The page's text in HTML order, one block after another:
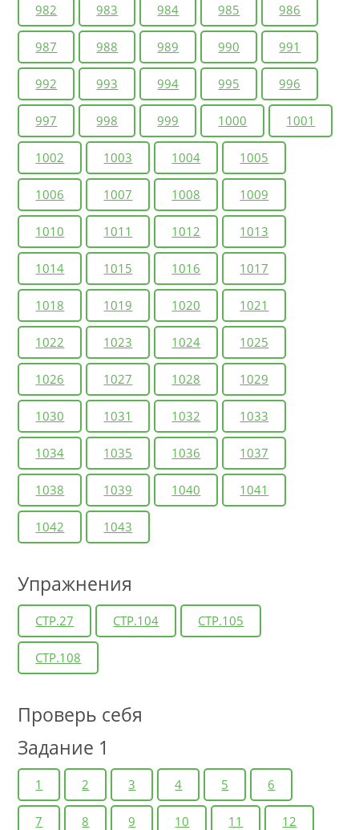
982 983 984 985 986
987 988 989 990 991
992 993 994 995 996
997 998 999 1000 1001
1002 1003 1004 1005
1006 1007 1008 1009
1010 1011 1012 1013
1014 1015 1016 1017
1018 1019 1020 1021
1022 1023 1024 1025
1026 1027 1028 1029
1030 1031 1032 1033
1034 1035 1036 1037
1038 1039 1040 1041
1042 1043
Упражнения
СТР.27 СТР.104 СТР.105
СТР.108
Проверь себя
Задание 1
1 2 3 4 5 6
7 8 9 10 11 12